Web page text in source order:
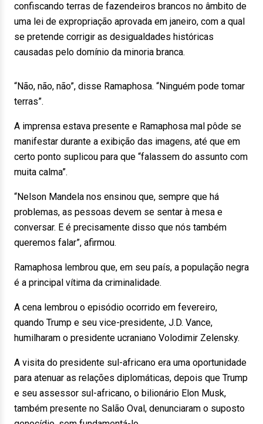
confiscando terras de fazendeiros brancos no âmbito de
uma lei de expropriação aprovada em janeiro, com a qual
se pretende corrigir as desigualdades históricas
causadas pelo domínio da minoria branca.
“Não, não, não”, disse Ramaphosa. “Ninguém pode tomar
terras”.
A imprensa estava presente e Ramaphosa mal pôde se
manifestar durante a exibição das imagens, até que em
certo ponto suplicou para que “falassem do assunto com
muita calma”.
“Nelson Mandela nos ensinou que, sempre que há
problemas, as pessoas devem se sentar à mesa e
conversar. E é precisamente disso que nós também
queremos falar”, afirmou.
Ramaphosa lembrou que, em seu país, a população negra
é a principal vítima da criminalidade.
A cena lembrou o episódio ocorrido em fevereiro,
quando Trump e seu vice-presidente, J.D. Vance,
humilharam o presidente ucraniano Volodimir Zelensky.
A visita do presidente sul-africano era uma oportunidade
para atenuar as relações diplomáticas, depois que Trump
e seu assessor sul-africano, o bilionário Elon Musk,
também presente no Salão Oval, denunciaram o suposto